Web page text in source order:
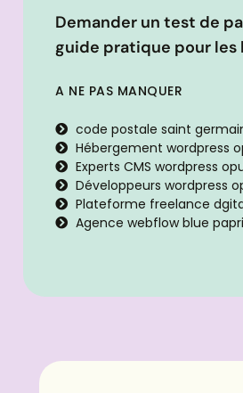
Demander un test de
guide pratique pour les
A NE PAS MANQUER
code postale saint
Hébergement wordpress
Experts CMS wordpress
Développeurs wordpress
Plateforme freelance
Agence webflow blue